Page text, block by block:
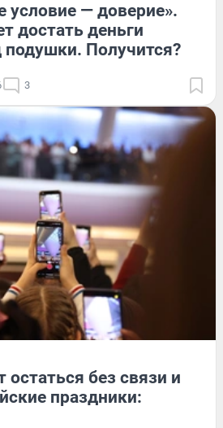
условие — доверие».
достать деньги
подушки. Получится?
3
остаться без связи и
праздники: